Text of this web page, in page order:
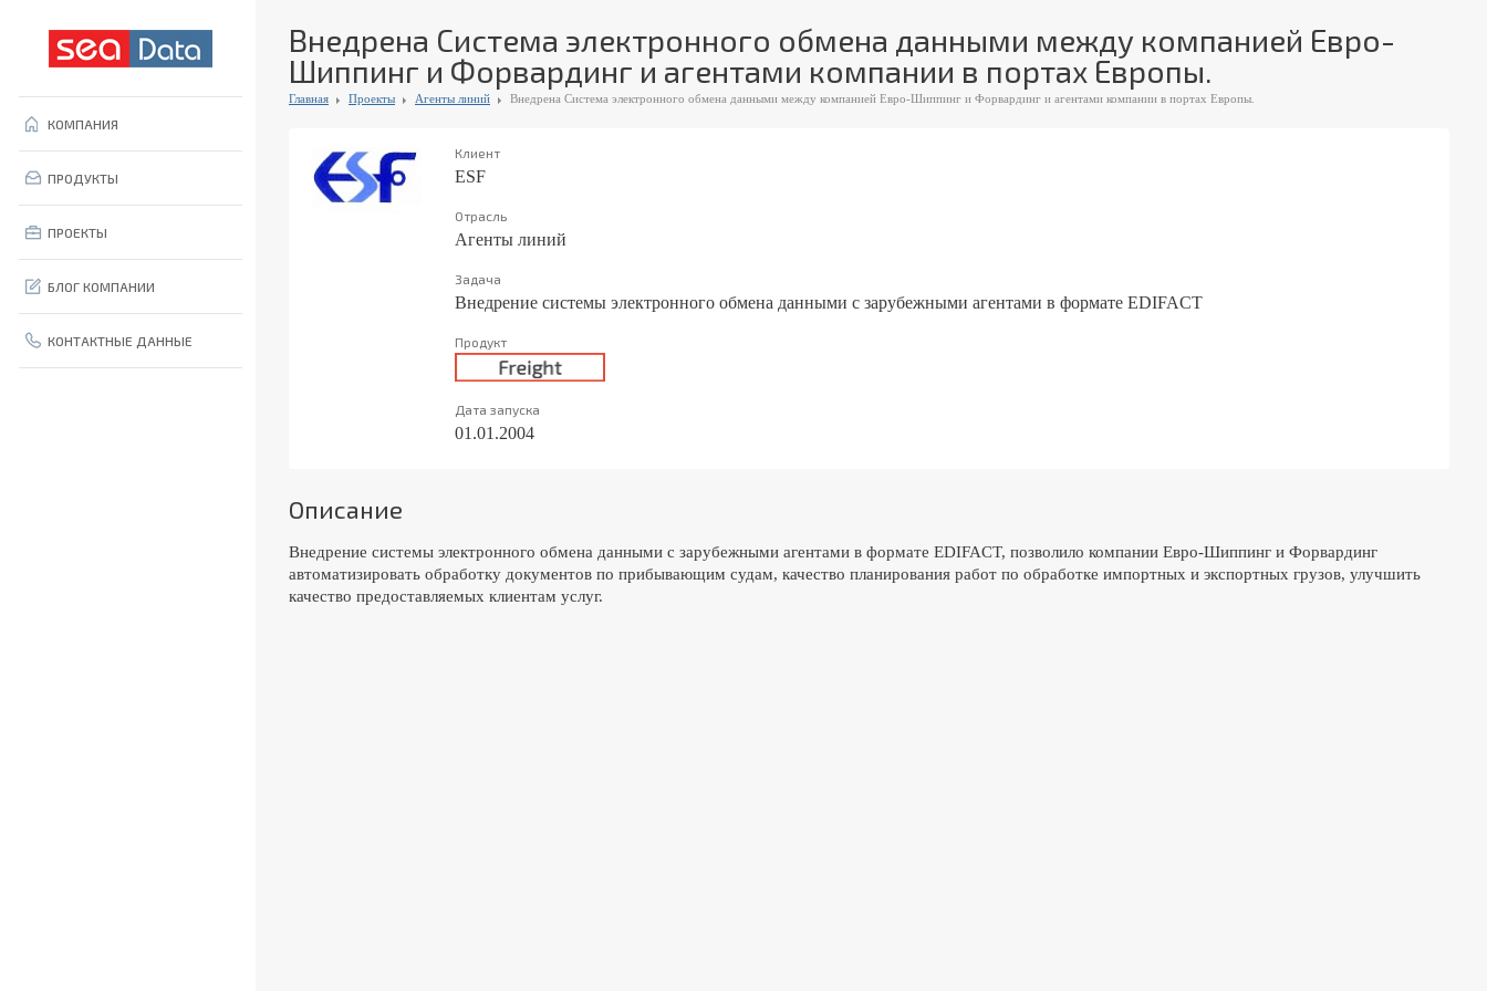
КОМПАНИЯ
ПРОДУКТЫ
ПРОЕКТЫ
БЛОГ КОМПАНИИ
КОНТАКТНЫЕ ДАННЫЕ
Внедрена Система электронного обмена данными между компанией Евро-
Шиппинг и Форвардинг и агентами компании в портах Европы.
Главная Проекты Агенты линий Внедрена Система электронного обмена данными между компанией Евро-Шиппинг и Форвардинг и агентами компании в портах Европы.
Клиент
ESF
Отрасль
Агенты линий
Задача
Внедрение системы электронного обмена данными с зарубежными агентами в формате EDIFACT
Продукт
Дата запуска
01.01.2004
Описание
Внедрение системы электронного обмена данными с зарубежными агентами в формате EDIFACT, позволило компании Евро-Шиппинг и Форвардинг
автоматизировать обработку документов по прибывающим судам, качество планирования работ по обработке импортных и экспортных грузов, улучшить
качество предоставляемых клиентам услуг.